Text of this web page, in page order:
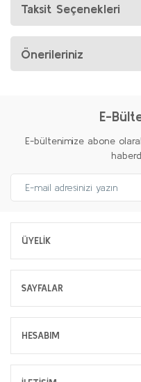
Taksit Seçenekleri
Önerileriniz
E-
E-bültenimize abone
ÜYELİK
SAYFALAR
HESABIM